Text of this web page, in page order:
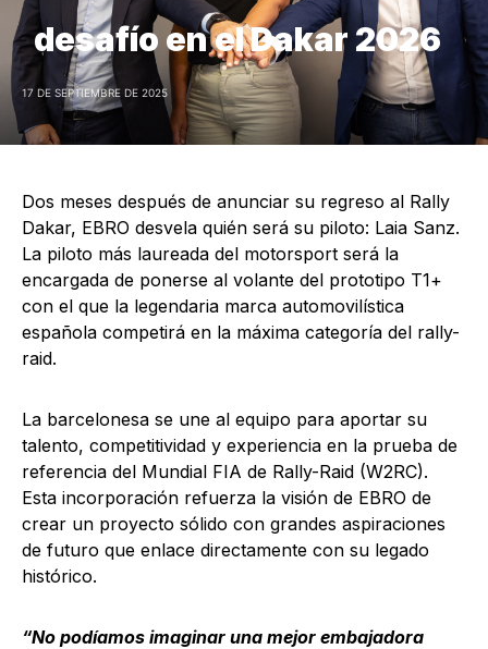
desafío en el Dakar 2026
17 DE SEPTIEMBRE DE 2025
Dos meses después de anunciar su regreso al Rally
Dakar, EBRO desvela quién será su piloto: Laia Sanz.
La piloto más laureada del motorsport será la
encargada de ponerse al volante del prototipo T1+
con el que la legendaria marca automovilística
española competirá en la máxima categoría del rally-
raid.
La barcelonesa se une al equipo para aportar su
talento, competitividad y experiencia en la prueba de
referencia del Mundial FIA de Rally-Raid (W2RC).
Esta incorporación refuerza la visión de EBRO de
crear un proyecto sólido con grandes aspiraciones
de futuro que enlace directamente con su legado
histórico.
“No podíamos imaginar una mejor embajadora